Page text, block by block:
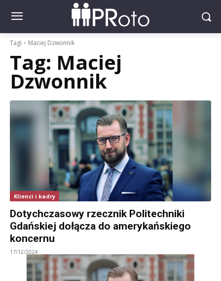
Tagi Maciej Dzwonnik
Tag: Maciej
Dzwonnik
Klienci i kadry
Dotychczasowy rzecznik Politechniki
Gdańskiej dołącza do amerykańskiego
koncernu
17/12/2024